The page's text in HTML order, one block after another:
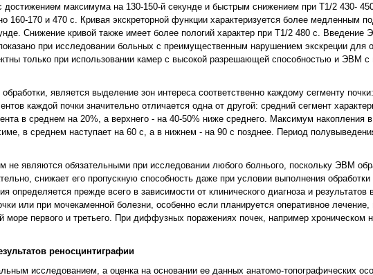
максимума на 130-150-й секунде и быстрым снижением при Т1/2 430-
160-170 и 470 с. Кривая экскреторной функции характеризуется более медленным
Снижение кривой также имеет более пологий характер при Т1/2 480 с. Введение
при исследовании больных с преимущественным нарушением экскреции для
только при использовании камер с высокой разрешающей способностью и ЭВМ
обработки, является выделение зон интереса соответственно каждому сегменту
каждой почки значительно отличается одна от другой: средний сегмент
в среднем на 20%, а верхнего - на 40-50% ниже среднего. Максимум накопления
в среднем наступает на 60 с, а в нижнем - на 90 с позднее. Период
не являются обязательными при исследовании любого болнього, поскольку ЭВМ
снижает его пропускную способность даже при условии выполнения обработки
прежде всего в зависимости от клинического диагноза и результатов
или при мочекаменной болезни, особенно если планируется оперативное лечение,
море первого и третьего. При диффузных поражениях почек, например хроническом
реносцинтиграфии
исследованием, а оценка на основании ее данных анатомо-топографических